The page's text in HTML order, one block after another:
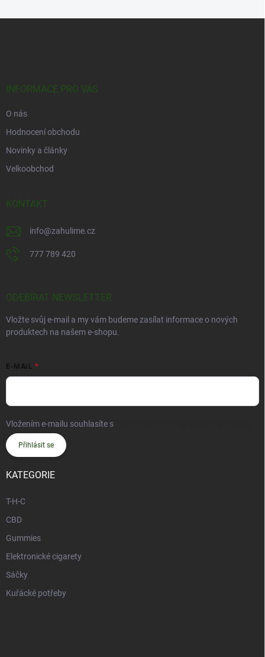
INFORMACE PRO VÁS
O nás
Hodnocení obchodu
Novinky a články
Velkoobchod
KONTAKT
info@zahulime.cz
777 789 420
ODEBÍRAT NEWSLETTER
Vložte svůj e-mail a my vám budeme zasílat informace o nových
produktech na našem e-shopu.
E-MAIL
Vložením e-mailu souhlasíte s
Přihlásit se
KATEGORIE
T-H-C
CBD
Gummies
Elektronické cigarety
Sáčky
Kuřácké potřeby